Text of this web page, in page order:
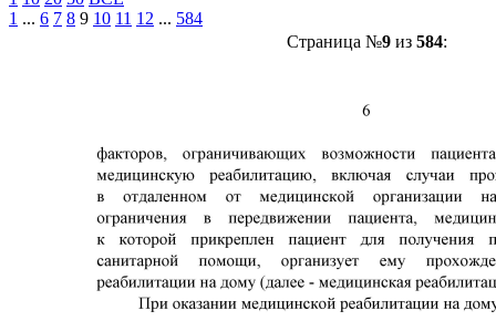
1 ... 6 7 8 9 10 11 12 ... 584
Страница №9из 584: